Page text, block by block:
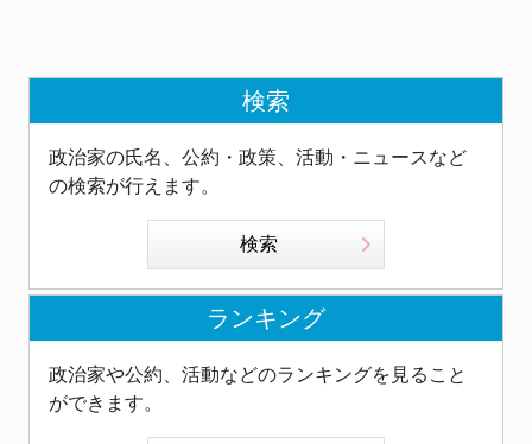
検索
政治家の氏名、公約・政策、活動・ニュースなど
の検索が行えます。
検索
ランキング
政治家や公約、活動などのランキングを見ること
ができます。